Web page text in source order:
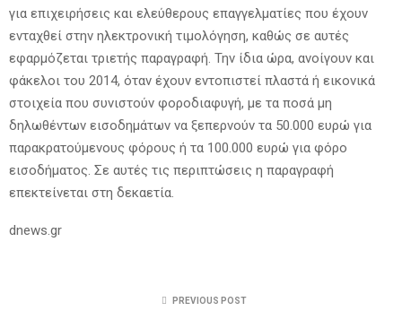
για επιχειρήσεις και ελεύθερους επαγγελματίες που έχουν
ενταχθεί στην ηλεκτρονική τιμολόγηση, καθώς σε αυτές
εφαρμόζεται τριετής παραγραφή. Την ίδια ώρα, ανοίγουν και
φάκελοι του 2014, όταν έχουν εντοπιστεί πλαστά ή εικονικά
στοιχεία που συνιστούν φοροδιαφυγή, με τα ποσά μη
δηλωθέντων εισοδημάτων να ξεπερνούν τα 50.000 ευρώ για
παρακρατούμενους φόρους ή τα 100.000 ευρώ για φόρο
εισοδήματος. Σε αυτές τις περιπτώσεις η παραγραφή
επεκτείνεται στη δεκαετία.
dnews.gr
PREVIOUS POST